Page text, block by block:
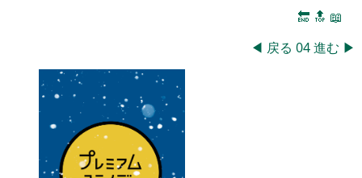
🔚 🔝 📖
◀ 戻る 04進む ▶